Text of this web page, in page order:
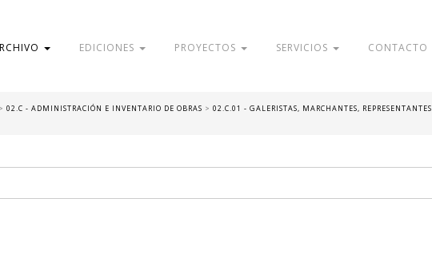
EDICIONES PROYECTOS SERVICIOS CONTACTO
> 02.C - ADMINISTRACIÓN E INVENTARIO DE OBRAS > 02.C.01 - GALERISTAS, MARCHANTES, REPRESENTANTES